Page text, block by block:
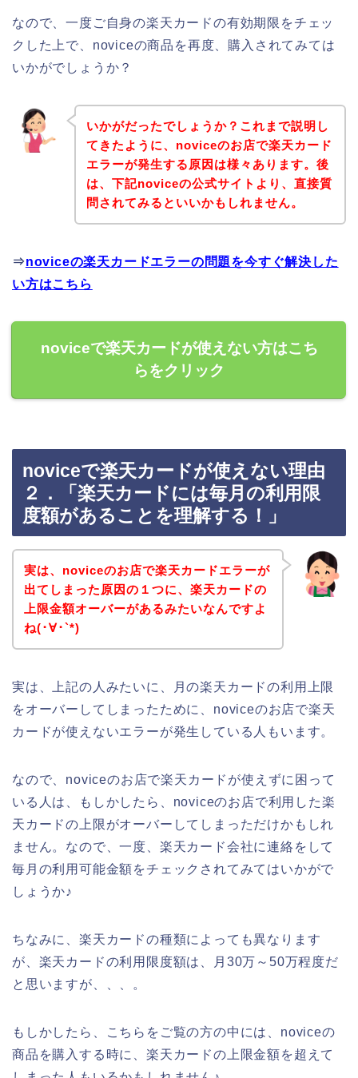
なので、一度ご自身の楽天カードの有効期限をチェッ
クした上で、noviceの商品を再度、購入されてみては
いかがでしょうか？
いかがだったでしょうか？これまで説明し
てきたように、noviceのお店で楽天カード
エラーが発生する原因は様々あります。後
は、下記noviceの公式サイトより、直接質
問されてみるといいかもしれません。
⇒noviceの楽天カードエラーの問題を今すぐ解決した
い方はこちら
noviceで楽天カードが使えない方はこち
らをクリック
noviceで楽天カードが使えない理由
２．「楽天カードには毎月の利用限
度額があることを理解する！」
実は、noviceのお店で楽天カードエラーが
出てしまった原因の１つに、楽天カードの
上限金額オーバーがあるみたいなんですよ
ね(･∀･`*)
実は、上記の人みたいに、月の楽天カードの利用上限
をオーバーしてしまったために、noviceのお店で楽天
カードが使えないエラーが発生している人もいます。
なので、noviceのお店で楽天カードが使えずに困って
いる人は、もしかしたら、noviceのお店で利用した楽
天カードの上限がオーバーしてしまっただけかもしれ
ません。なので、一度、楽天カード会社に連絡をして
毎月の利用可能金額をチェックされてみてはいかがで
しょうか♪
ちなみに、楽天カードの種類によっても異なります
が、楽天カードの利用限度額は、月30万～50万程度だ
と思いますが、、、。
もしかしたら、こちらをご覧の方の中には、noviceの
商品を購入する時に、楽天カードの上限金額を超えて